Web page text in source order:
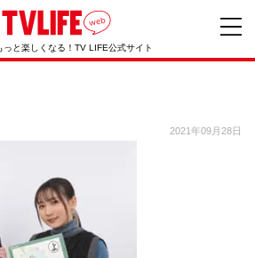
っと楽しくなる！TV LIFE公式サイト
2021年09月28日